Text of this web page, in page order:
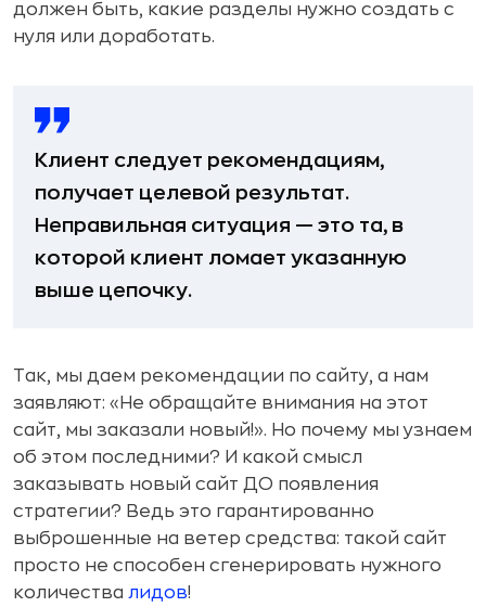
должен быть, какие разделы нужно создать с
нуля или доработать.
Клиент следует рекомендациям,
получает целевой результат.
Неправильная ситуация — это та, в
которой клиент ломает указанную
выше цепочку.
Так, мы даем рекомендации по сайту, а нам
заявляют: «Не обращайте внимания на этот
сайт, мы заказали новый!». Но почему мы узнаем
об этом последними? И какой смысл
заказывать новый сайт ДО появления
стратегии? Ведь это гарантированно
выброшенные на ветер средства: такой сайт
просто не способен сгенерировать нужного
количества лидов!